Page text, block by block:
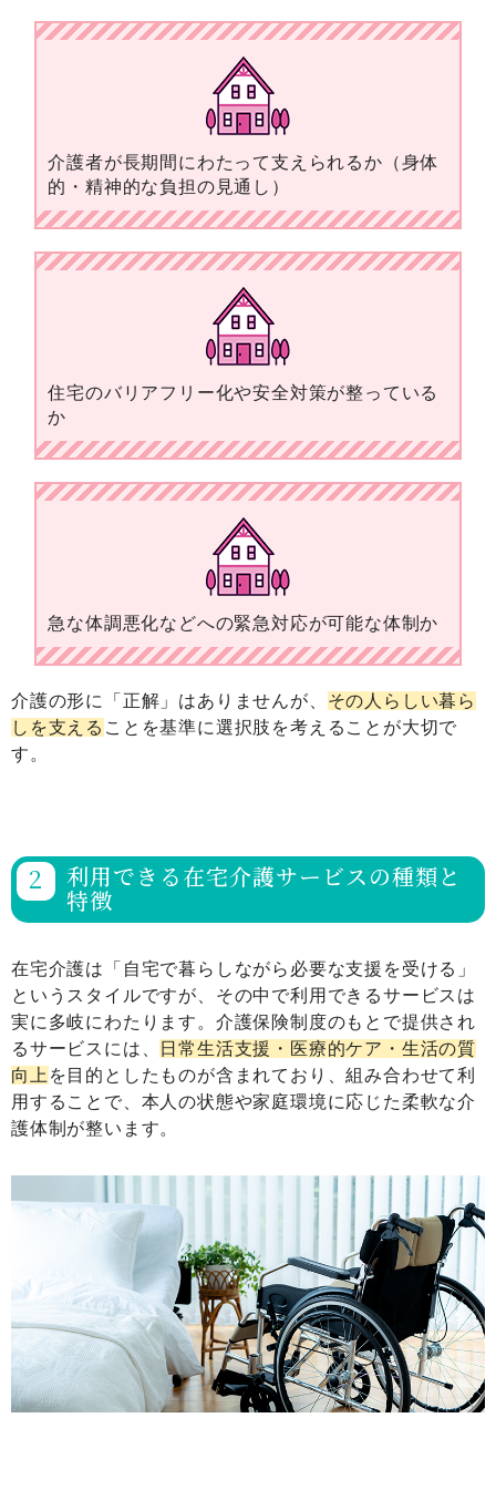
介護者が長期間にわたって支えられるか（身体
的・精神的な負担の見通し）
住宅のバリアフリー化や安全対策が整っている
か
急な体調悪化などへの緊急対応が可能な体制か
介護の形に「正解」はありませんが、 その人らしい暮ら
しを支える ことを基準に選択肢を考えることが大切で
す。
利用できる在宅介護サービスの種類と
特徴
在宅介護は「自宅で暮らしながら必要な支援を受ける」
というスタイルですが、その中で利用できるサービスは
実に多岐にわたります。介護保険制度のもとで提供され
るサービスには、
日常生活支援・医療的ケア・生活の質
向上 を目的としたものが含まれており、組み合わせて利
用することで、本人の状態や家庭環境に応じた柔軟な介
護体制が整います。